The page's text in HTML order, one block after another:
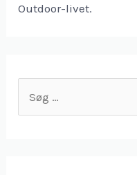
Outdoor-livet.
ø